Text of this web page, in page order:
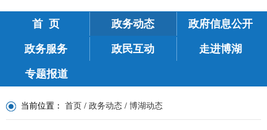
首 页 政务动态 政府信息公开
政务服务 政民互动 走进博湖
专题报道
当前位置： 首页 / 政务动态 / 博湖动态